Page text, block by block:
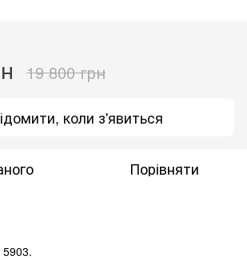
19 800 грн
коли з'явиться
Порівняти
5903.